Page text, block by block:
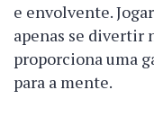
e envolvente.
apenas se divertir
proporciona uma
para a mente.